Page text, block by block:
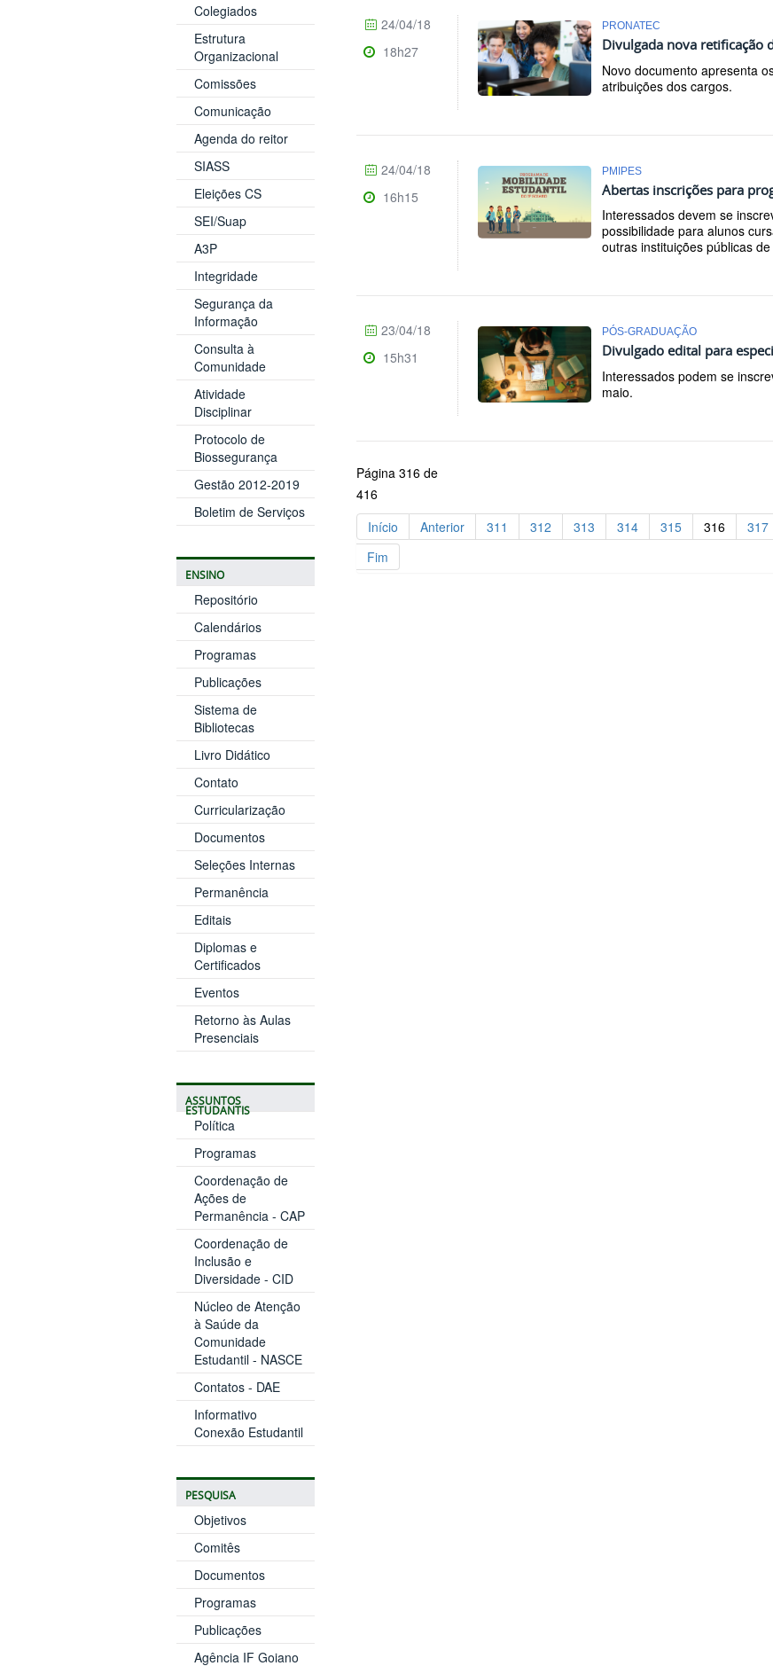
Colegiados
Estrutura
Organizacional
Comissões
Comunicação
Agenda do reitor
SIASS
Eleições CS
SEI/Suap
A3P
Integridade
Segurança da
Informação
Consulta à
Comunidade
Atividade
Disciplinar
Protocolo de
Biossegurança
Gestão 2012-2019
Boletim de Serviços
ENSINO
Repositório
Calendários
Programas
Publicações
Sistema de
Bibliotecas
Livro Didático
Contato
Curricularização
Documentos
Seleções Internas
Permanência
Editais
Diplomas e
Certificados
Eventos
Retorno às Aulas
Presenciais
ASSUNTOS
ESTUDANTIS
Política
Programas
Coordenação de
Ações de
Permanência - CAP
Coordenação de
Inclusão e
Diversidade - CID
Núcleo de Atenção
à Saúde da
Comunidade
Estudantil - NASCE
Contatos - DAE
Informativo
Conexão Estudantil
PESQUISA
Objetivos
Comitês
Documentos
Programas
Publicações
Agência IF Goiano
PRONATEC
Divulgada nova retificação
Novo documento apresenta
atribuições dos cargos.
24/04/18
18h27
PMIPES
Abertas inscrições para
Interessados devem se
possibilidade para alunos
outras instituições públicas
24/04/18
16h15
PÓS-GRADUAÇÃO
Divulgado edital para
Interessados podem se
maio.
23/04/18
15h31
Página 316 de
416
Início
Anterior 311 312 313 314 315 316 317
Fim